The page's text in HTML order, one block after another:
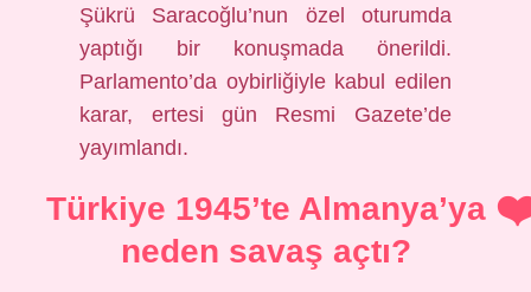
Şükrü Saracoğlu’nun özel oturumda
yaptığı bir konuşmada önerildi.
Parlamento’da oybirliğiyle kabul edilen
karar, ertesi gün Resmi Gazete’de
yayımlandı.
Türkiye 1945’te Almanya’ya
neden savaş açtı?